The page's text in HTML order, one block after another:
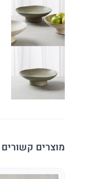
מוצרים קשורים